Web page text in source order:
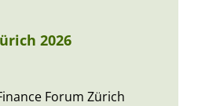
2026
Forum Zürich